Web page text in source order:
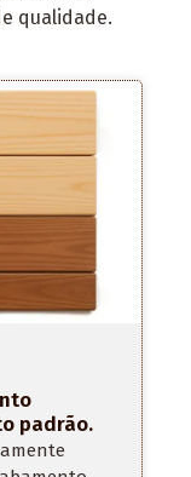
qualidade.
padrão.